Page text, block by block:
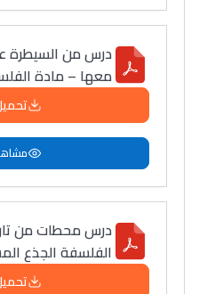
درس من السيطرة
معها – مادة
درس محطات من
الفلسفة الجذع